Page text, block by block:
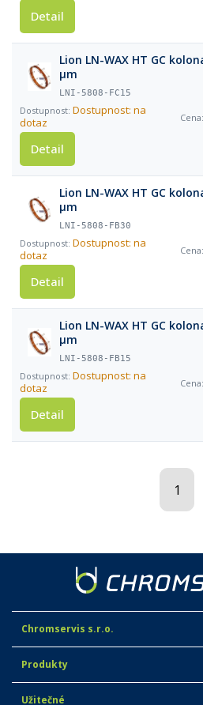
Detail
Lion LN-WAX HT GC
µm
LNI-5808-FC15
Dostupnost: na
dotaz
Detail
Lion LN-WAX HT GC
µm
LNI-5808-FB30
Dostupnost: na
dotaz
Detail
Lion LN-WAX HT GC
µm
LNI-5808-FB15
Dostupnost: na
dotaz
Detail
1
Chromservis s.r.o.
Produkty
Užitečné